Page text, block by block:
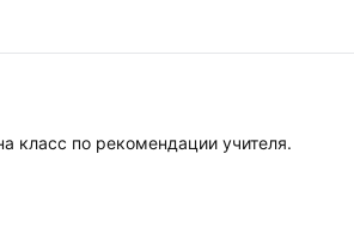
класс по рекомендации учителя.